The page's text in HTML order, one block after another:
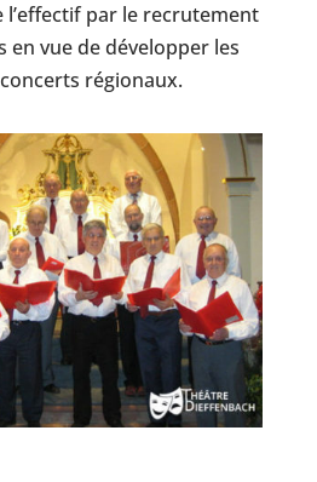
l’effectif par le recrutement
en vue de développer les
régionaux.